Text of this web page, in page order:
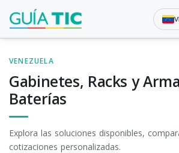
VENEZUELA
Gabinetes, Racks y
Baterías
Explora las soluciones disponibles,
cotizaciones personalizadas.